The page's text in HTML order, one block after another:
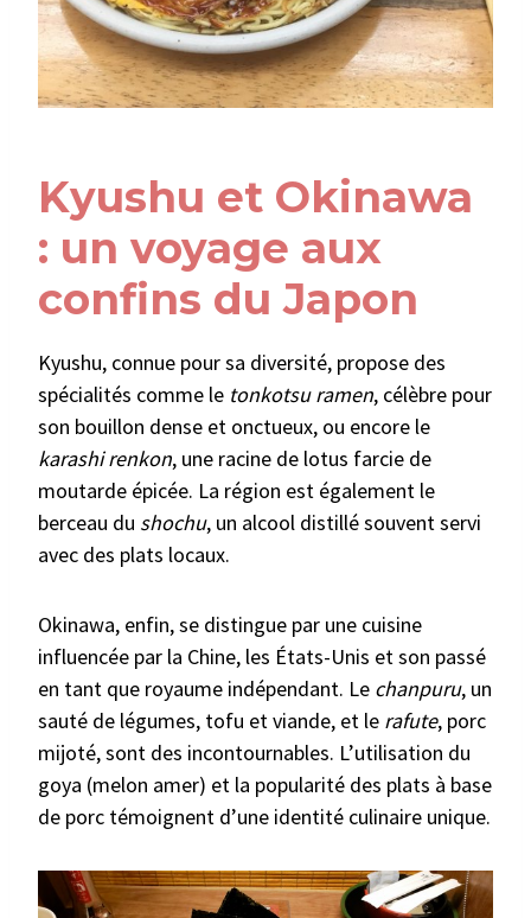
Kyushu et Okinawa
: un voyage aux
confins du Japon
Kyushu, connue pour sa diversité, propose des
spécialités comme le tonkotsu ramen, célèbre pour
son bouillon dense et onctueux, ou encore le
karashi renkon, une racine de lotus farcie de
moutarde épicée. La région est également le
berceau du shochu, un alcool distillé souvent servi
avec des plats locaux.
Okinawa, enfin, se distingue par une cuisine
influencée par la Chine, les États-Unis et son passé
en tant que royaume indépendant. Le chanpuru, un
sauté de légumes, tofu et viande, et le rafute, porc
mijoté, sont des incontournables. L’utilisation du
goya (melon amer) et la popularité des plats à base
de porc témoignent d’une identité culinaire unique.